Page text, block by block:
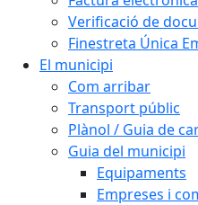
Verificació de
Finestreta Única
El municipi
Com arribar
Transport públic
Plànol / Guia de
Guia del municipi
Equipaments
Empreses i